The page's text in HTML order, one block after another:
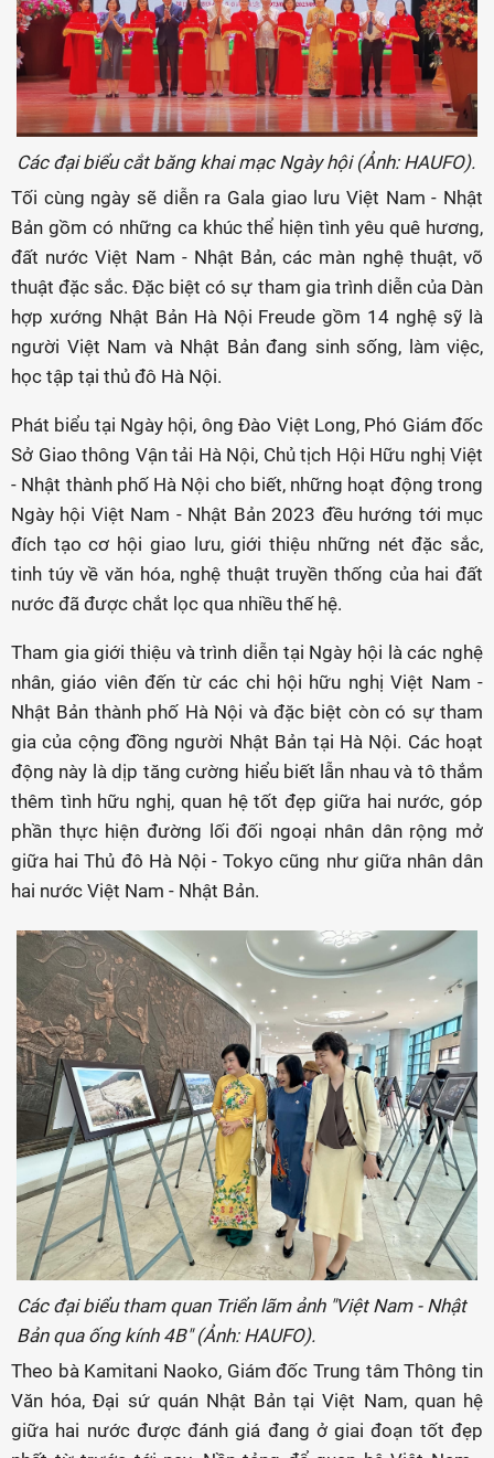
Các đại biểu cắt băng khai mạc Ngày hội (Ảnh: HAUFO).
Tối cùng ngày sẽ diễn ra Gala giao lưu Việt Nam - Nhật
Bản gồm có những ca khúc thể hiện tình yêu quê hương,
đất nước Việt Nam - Nhật Bản, các màn nghệ thuật, võ
thuật đặc sắc. Đặc biệt có sự tham gia trình diễn của Dàn
hợp xướng Nhật Bản Hà Nội Freude gồm 14 nghệ sỹ là
người Việt Nam và Nhật Bản đang sinh sống, làm việc,
học tập tại thủ đô Hà Nội.
Phát biểu tại Ngày hội, ông Đào Việt Long, Phó Giám đốc
Sở Giao thông Vận tải Hà Nội, Chủ tịch Hội Hữu nghị Việt
- Nhật thành phố Hà Nội cho biết, những hoạt động trong
Ngày hội Việt Nam - Nhật Bản 2023 đều hướng tới mục
đích tạo cơ hội giao lưu, giới thiệu những nét đặc sắc,
tinh túy về văn hóa, nghệ thuật truyền thống của hai đất
nước đã được chắt lọc qua nhiều thế hệ.
Tham gia giới thiệu và trình diễn tại Ngày hội là các nghệ
nhân, giáo viên đến từ các chi hội hữu nghị Việt Nam -
Nhật Bản thành phố Hà Nội và đặc biệt còn có sự tham
gia của cộng đồng người Nhật Bản tại Hà Nội. Các hoạt
động này là dịp tăng cường hiểu biết lẫn nhau và tô thắm
thêm tình hữu nghị, quan hệ tốt đẹp giữa hai nước, góp
phần thực hiện đường lối đối ngoại nhân dân rộng mở
giữa hai Thủ đô Hà Nội - Tokyo cũng như giữa nhân dân
hai nước Việt Nam - Nhật Bản.
Các đại biểu tham quan Triển lãm ảnh "Việt Nam - Nhật
Bản qua ống kính 4B" (Ảnh: HAUFO).
Theo bà Kamitani Naoko, Giám đốc Trung tâm Thông tin
Văn hóa, Đại sứ quán Nhật Bản tại Việt Nam, quan hệ
giữa hai nước được đánh giá đang ở giai đoạn tốt đẹp